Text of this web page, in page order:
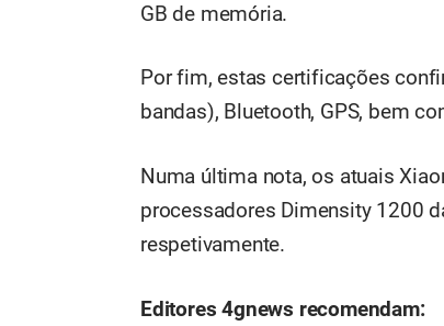
GB de memória.
Por fim, estas certificações
bandas), Bluetooth, GPS, bem
Numa última nota, os atuais
processadores Dimensity 1200
respetivamente.
Editores 4gnews recomendam: